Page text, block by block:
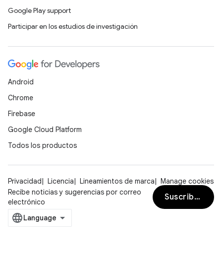
Google Play support
Participar en los estudios de investigación
Android
Chrome
Firebase
Google Cloud Platform
Todos los productos
Privacidad Licencia Lineamientos de marca
Manage cookies
Recibe noticias y sugerencias por correo
electrónico
Suscribirse